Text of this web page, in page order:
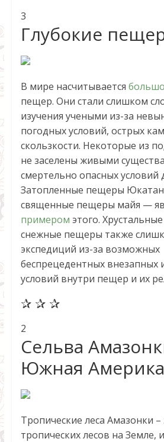
3
Глубокие
В мире насчитывается
пещер. Они стали слишком
изучения учеными из-за
погодных условий, острых
скользкости. Некоторые из
не заселены живыми
смертельно опасных условий
Затопленные пещеры
священные пещеры майя —
примером этого.
снежные пещеры также
экспедиций из-за возможных
беспрецедентных внезапных
условий внутри пещер и их
✰ ✰ ✰
2
Сельва
Южная Америка
Тропические леса Амазонки
тропических лесов на Земле,